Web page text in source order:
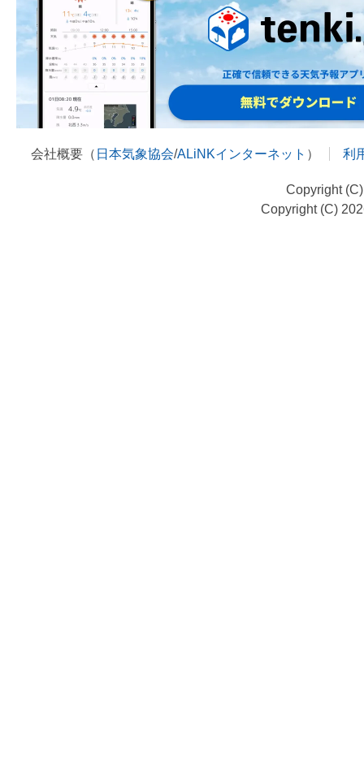
会社概要（ 日本気象協会/ALiNKインターネット ） 利
Copyright
Copyright (C)